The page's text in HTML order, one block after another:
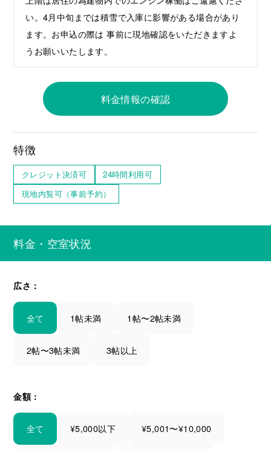
い。4月中旬までは積雪で入庫に影響がある場合があり
ます。お申込の際は 事前に現地確認をいただきますよ
うお願いいたします。
料金情報の確認
特徴
クレジット決済可
24時間利用可
現地内覧可（事前予約）
料金・空室状況
広さ：
全て 1帖未満 1帖〜2帖未満
2帖〜3帖未満 3帖以上
金額：
全て ¥5,000以下 ¥5,001〜¥10,000